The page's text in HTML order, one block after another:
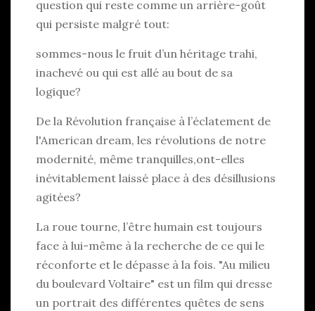
question qui reste comme un arrière-goût
qui persiste malgré tout:
sommes-nous le fruit d’un héritage trahi,
inachevé ou qui est allé au bout de sa
logique?
De la Révolution française à l’éclatement de
l'American dream, les révolutions de notre
modernité, même tranquilles,ont-elles
inévitablement laissé place à des désillusions
agitées?
La roue tourne, l’être humain est toujours
face à lui-même à la recherche de ce qui le
réconforte et le dépasse à la fois. "Au milieu
du boulevard Voltaire" est un film qui dresse
un portrait des différentes quêtes de sens